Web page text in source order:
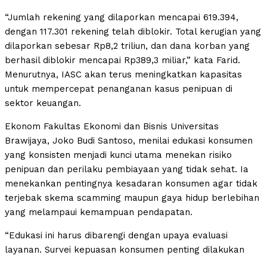
“Jumlah rekening yang dilaporkan mencapai 619.394,
dengan 117.301 rekening telah diblokir. Total kerugian yang
dilaporkan sebesar Rp8,2 triliun, dan dana korban yang
berhasil diblokir mencapai Rp389,3 miliar,” kata Farid.
Menurutnya, IASC akan terus meningkatkan kapasitas
untuk mempercepat penanganan kasus penipuan di
sektor keuangan.
Ekonom Fakultas Ekonomi dan Bisnis Universitas
Brawijaya, Joko Budi Santoso, menilai edukasi konsumen
yang konsisten menjadi kunci utama menekan risiko
penipuan dan perilaku pembiayaan yang tidak sehat. Ia
menekankan pentingnya kesadaran konsumen agar tidak
terjebak skema scamming maupun gaya hidup berlebihan
yang melampaui kemampuan pendapatan.
“Edukasi ini harus dibarengi dengan upaya evaluasi
layanan. Survei kepuasan konsumen penting dilakukan